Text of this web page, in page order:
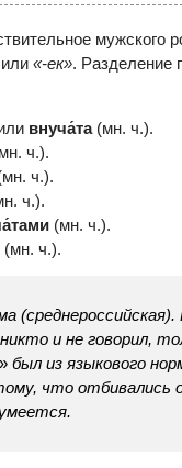
мужского
или «-ек». Разделение
внуча́та(мн. ч.).
ч.).
ч.).
ч.).
(мн. ч.).
(мн. ч.).
(среднероссийская).
никто и не говорил,
был из языкового
что отбивались